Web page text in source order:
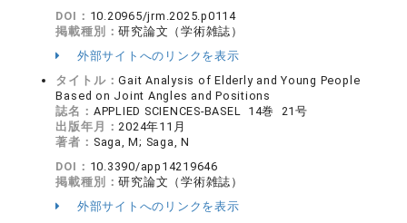
DOI： 10.20965/jrm.2025.p0114
掲載種別：研究論文（学術雑誌）
外部サイトへのリンクを表示
タイトル：Gait Analysis of Elderly and Young People
Based on Joint Angles and Positions
誌名： APPLIED SCIENCES-BASEL 14巻 21号
出版年月：2024年11月
著者： Saga, M; Saga, N
DOI： 10.3390/app14219646
掲載種別：研究論文（学術雑誌）
外部サイトへのリンクを表示